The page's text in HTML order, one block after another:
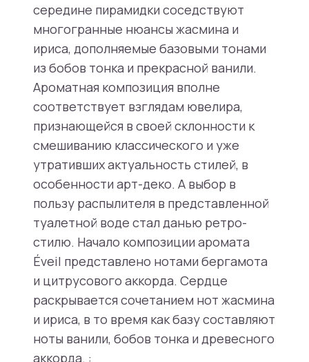
середине пирамидки соседствуют
многогранные нюансы жасмина и
ириса, дополняемые базовыми тонами
из бобов тонка и прекрасной ванили.
Ароматная композиция вполне
соответствует взглядам ювелира,
признающейся в своей склонности к
смешиванию классического и уже
утративших актуальность стилей, в
особенности арт-деко. А выбор в
пользу распылителя в представленной
туалетной воде стал данью ретро-
стилю. Начало композиции аромата
Éveil представлено нотами бергамота
и цитрусового аккорда. Сердце
раскрывается сочетанием нот жасмина
и ириса, в то время как базу составляют
ноты ванили, бобов тонка и древесного
аккорда. :